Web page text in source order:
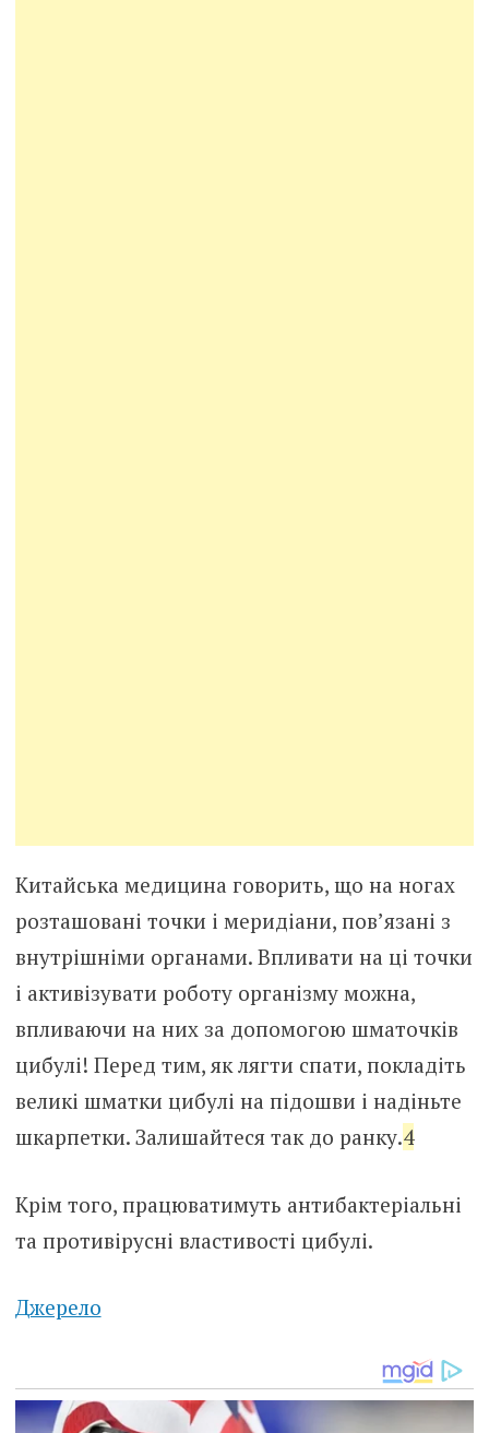
Китайська медицина говорить, що на ногах
розташовані точки і меридіани, пов’язані з
внутрішніми органами. Впливати на ці точки
і активізувати роботу організму можна,
впливаючи на них за допомогою шматочків
цибулі! Перед тим, як лягти спати, покладіть
великі шматки цибулі на підошви і надіньте
шкарпетки. Залишайтеся так до ранку.4
Крім того, працюватимуть антибактеріальні
та противірусні властивості цибулі.
Джерело